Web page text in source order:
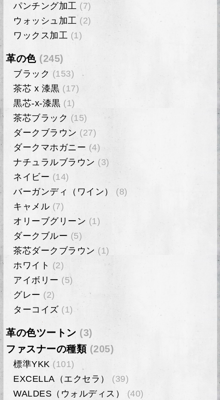
パンチング加工 (7)
ウォッシュ加工 (2)
ワックス加工 (1)
革の色(245)
ブラック (153)
茶芯 x 漆黒 (17)
黒芯-x-漆黒 (1)
茶芯ブラック (15)
ダークブラウン(27)
ダークマホガニー (4)
ナチュラルブラウン (3)
ネイビー (14)
バーガンディ（ワイン）
(8)
キャメル (7)
オリーブグリーン (1)
ダークブルー (5)
茶芯ダークブラウン (1)
ホワイト (2)
アイボリー (5)
グレー (2)
ターコイズ (1)
革の色ツートン (3)
ファスナーの種類(205)
標準YKK (101)
EXCELLA（エクセラ）
(39)
WALDES（ウォルディス）
(40)